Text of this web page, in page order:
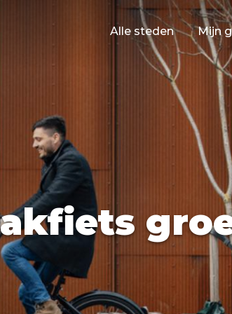
Alle steden Mijn
Ålesund
Singapore Rome Berlijn Mechelen
Bangkok Madrid Vancouver